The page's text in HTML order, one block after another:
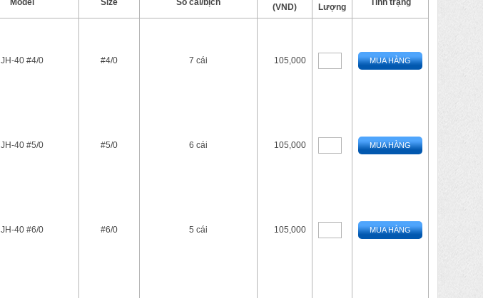
Model Size Số cái/bịch
(VND)
Lượng
Tình trạng
JH-40 #4/0 #4/0 7 cái 105,000 MUA HÀNG
JH-40 #5/0 #5/0 6 cái 105,000 MUA HÀNG
JH-40 #6/0 #6/0 5 cái 105,000 MUA HÀNG